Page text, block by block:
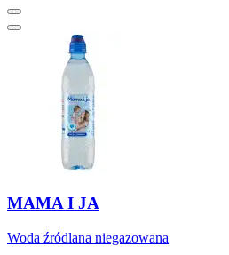
MAMA I JA
Woda źródlana niegazowana